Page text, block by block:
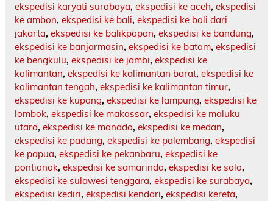
ekspedisi karyati surabaya, ekspedisi ke aceh, ekspedisi
ke ambon, ekspedisi ke bali, ekspedisi ke bali dari
jakarta, ekspedisi ke balikpapan, ekspedisi ke bandung,
ekspedisi ke banjarmasin, ekspedisi ke batam, ekspedisi
ke bengkulu, ekspedisi ke jambi, ekspedisi ke
kalimantan, ekspedisi ke kalimantan barat, ekspedisi ke
kalimantan tengah, ekspedisi ke kalimantan timur,
ekspedisi ke kupang, ekspedisi ke lampung, ekspedisi ke
lombok, ekspedisi ke makassar, ekspedisi ke maluku
utara, ekspedisi ke manado, ekspedisi ke medan,
ekspedisi ke padang, ekspedisi ke palembang, ekspedisi
ke papua, ekspedisi ke pekanbaru, ekspedisi ke
pontianak, ekspedisi ke samarinda, ekspedisi ke solo,
ekspedisi ke sulawesi tenggara, ekspedisi ke surabaya,
ekspedisi kediri, ekspedisi kendari, ekspedisi kereta,